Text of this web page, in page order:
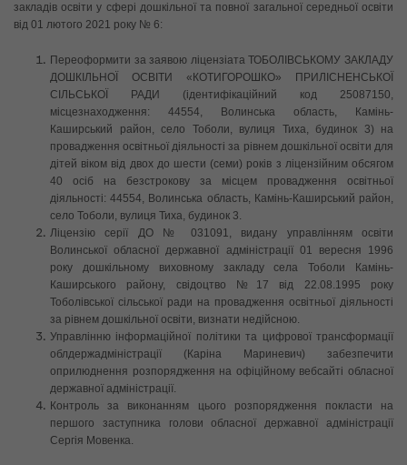
закладів освіти у сфері дошкільної та повної загальної середньої освіти
від 01 лютого 2021 року № 6:
Переоформити за заявою ліцензіата ТОБОЛІВСЬКОМУ ЗАКЛАДУ
ДОШКІЛЬНОЇ ОСВІТИ «КОТИГОРОШКО» ПРИЛІСНЕНСЬКОЇ
СІЛЬСЬКОЇ РАДИ (ідентифікаційний код 25087150,
місцезнаходження: 44554, Волинська область, Камінь-
Каширський район, село Тоболи, вулиця Тиха, будинок 3) на
провадження освітньої діяльності за рівнем дошкільної освіти для
дітей віком від двох до шести (семи) років з ліцензійним обсягом
40 осіб на безстрокову за місцем провадження освітньої
діяльності: 44554, Волинська область, Камінь-Каширський район,
село Тоболи, вулиця Тиха, будинок 3.
Ліцензію серії ДО № 031091, видану управлінням освіти
Волинської обласної державної адміністрації 01 вересня 1996
року дошкільному виховному закладу села Тоболи Камінь-
Каширського району, свідоцтво №17 від 22.08.1995 року
Тоболівської сільської ради на провадження освітньої діяльності
за рівнем дошкільної освіти, визнати недійсною.
Управлінню інформаційної політики та цифрової трансформації
облдержадміністрації (Каріна Мариневич) забезпечити
оприлюднення розпорядження на офіційному вебсайті обласної
державної адміністрації.
Контроль за виконанням цього розпорядження покласти на
першого заступника голови обласної державної адміністрації
Сергія Мовенка.